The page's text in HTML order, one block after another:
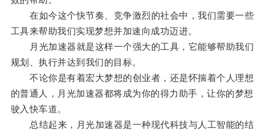
在如今这个快节奏、竞争激烈的社会中，我们需要一些
工具来帮助我们实现梦想并加速向成功迈进。
月光加速器就是这样一个强大的工具，它能够帮助我们
规划、执行并达到我们的目标。
不论你是有着宏大梦想的创业者，还是怀揣着个人理想
的普通人，月光加速器都将成为你的得力助手，让你的梦想
驶入快车道。
总结起来，月光加速器是一种现代科技与人工智能的结